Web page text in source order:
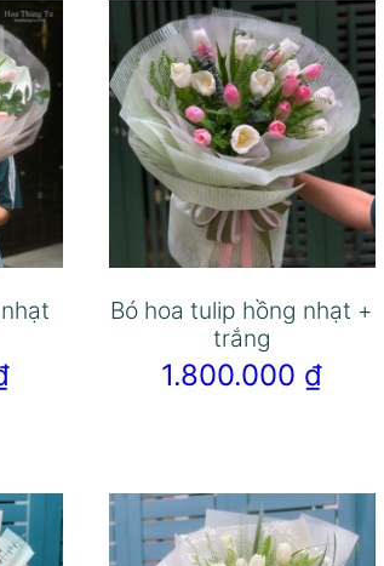
Bó hoa tulip hồng nhạt +
trắng
1.800.000 ₫